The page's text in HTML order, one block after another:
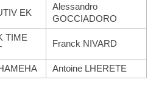
EK
Alessandro
GOCCIADORO
TIME
Franck NIVARD
Antoine LHERETE